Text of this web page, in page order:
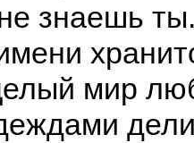
знаешь
мир